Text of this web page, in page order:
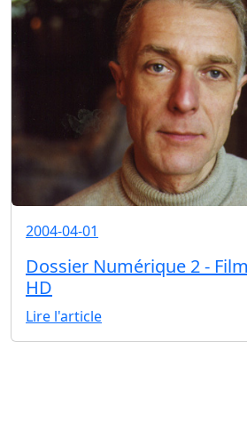
2004-04-01
Dossier Numérique 2 -
HD
Lire l'article